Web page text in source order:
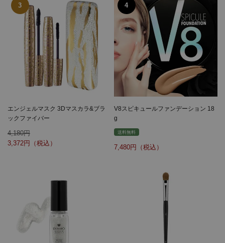
エンジェルマスク 3Dマスカラ&ブラ
ックファイバー
4,180
3,372
V8スピキュールファンデーション 18
g
送料無料
7,480